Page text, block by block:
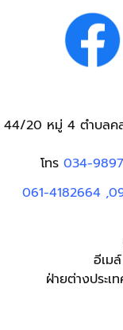
44/20 หมู่ 4 ตำบลค
โทร 034-
061-4182664,
อีเม
ฝ่ายต่างประเ